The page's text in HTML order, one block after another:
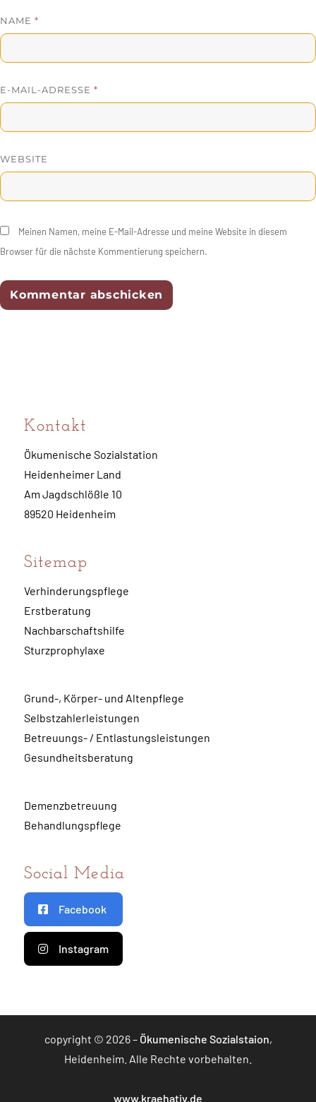
NAME *
E-MAIL-ADRESSE *
WEBSITE
Meinen Namen, meine E-Mail-Adresse und meine Website in diesem
Browser für die nächste Kommentierung speichern.
Kontakt
Ökumenische Sozialstation
Heidenheimer Land
Am Jagdschlößle 10
89520 Heidenheim
Sitemap
Verhinderungspflege
Erstberatung
Nachbarschaftshilfe
Sturzprophylaxe
Grund-, Körper- und Altenpflege
Selbstzahlerleistungen
Betreuungs- / Entlastungsleistungen
Gesundheitsberatung
Demenzbetreuung
Behandlungspflege
Social Media
Facebook
Instagram
copyright © 2026 – Ökumenische Sozialstaion,
Heidenheim. Alle Rechte vorbehalten.
www.kraehativ.de